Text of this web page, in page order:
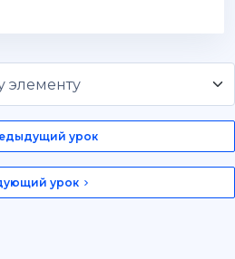
урок
урок